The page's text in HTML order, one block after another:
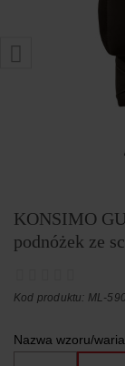
KONSIMO
podnóżek ze
Kod produktu: ML-
Nazwa wzoru/